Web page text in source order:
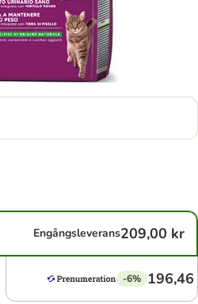
Engångsleverans209,00 kr
-6% 196,46